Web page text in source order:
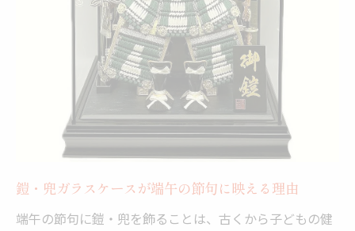
端午の節句に映える小型鎧・兜の魅力とは
インテリアに馴染む鎧・兜ガラスケースの
活用法
鎧・兜選びで願う子どもの健やかな成長
鎧・兜の意味と子どもの健康祈願の由来
端午の節句に込める鎧・兜飾りの願い
緑糸威の鎧・兜が伝える成長と長寿の象徴
子どもの日を彩る鎧・兜選びのポイント
鎧・兜ガラスケースが端午の節句に映える理由
端午の節句に鎧・兜を飾ることは、古くから子どもの健